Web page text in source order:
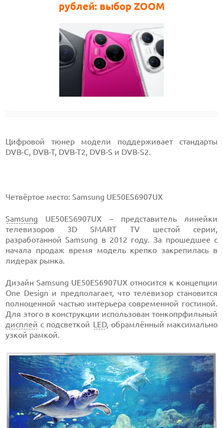
рублей: выбор ZOOM
Цифровой тюнер модели поддерживает стандарты
DVB-C, DVB-T, DVB-T2, DVB-S и DVB-S2.
Четвёртое место: Samsung UE50ES6907UX
Samsung UE50ES6907UX – представитель линейки
телевизоров 3D SMART TV шестой серии,
разработанной Samsung в 2012 году. За прошедшее с
начала продаж время модель крепко закрепилась в
лидерах рынка.
Дизайн Samsung UE50ES6907UX относится к концепции
Оne Design и предполагает, что телевизор становится
полноценной частью интерьера современной гостиной.
Для этого в конструкции использован тонкопрфильный
дисплей с подсветкой LED, обрамлённый максимально
узкой рамкой.